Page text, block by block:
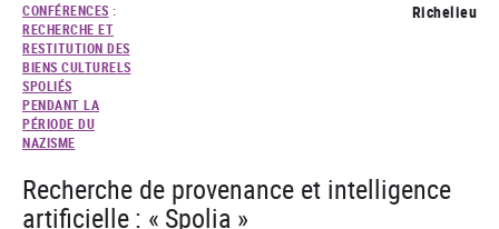
CONFÉRENCES :
RECHERCHE ET
RESTITUTION DES
BIENS CULTURELS
SPOLIÉS
PENDANT LA
PÉRIODE DU
NAZISME
Richelieu
Recherche de provenance et intelligence
artificielle : « Spolia »